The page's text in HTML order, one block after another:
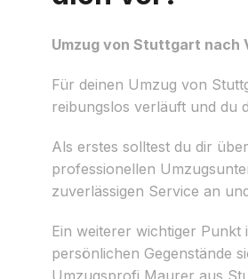
Umzug von Stuttgart nach
Für deinen Umzug von
reibungslos verläuft und du
Als erstes solltest du dir
professionellen
zuverlässigen Service an
Ein weiterer wichtiger Punkt
persönlichen Gegenstände
Umzugsprofi Maurer aus